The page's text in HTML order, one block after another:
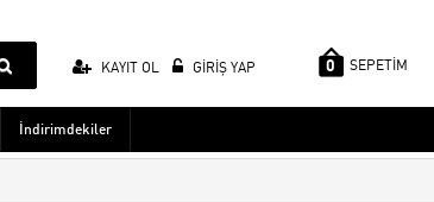
KAYIT OL GİRİŞ YAP 0 SEPETİM
İndirimdekiler